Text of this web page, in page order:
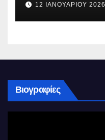
12 ΙΑΝΟΥΑΡΊΟΥ 2026
Βιογραφίες